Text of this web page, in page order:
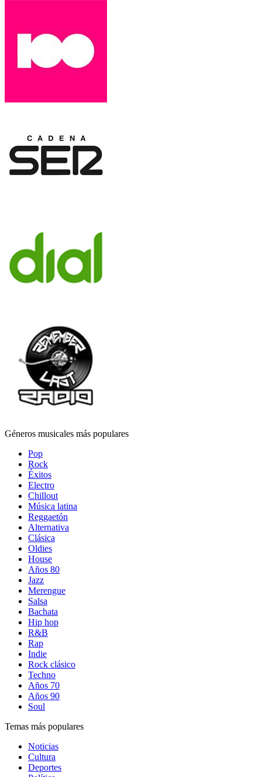
Géneros musicales más populares
Pop
Rock
Éxitos
Electro
Chillout
Música latina
Reggaetón
Alternativa
Clásica
Oldies
House
Años 80
Jazz
Merengue
Salsa
Bachata
Hip hop
R&B
Rap
Indie
Rock clásico
Techno
Años 70
Años 90
Soul
Temas más populares
Noticias
Cultura
Deportes